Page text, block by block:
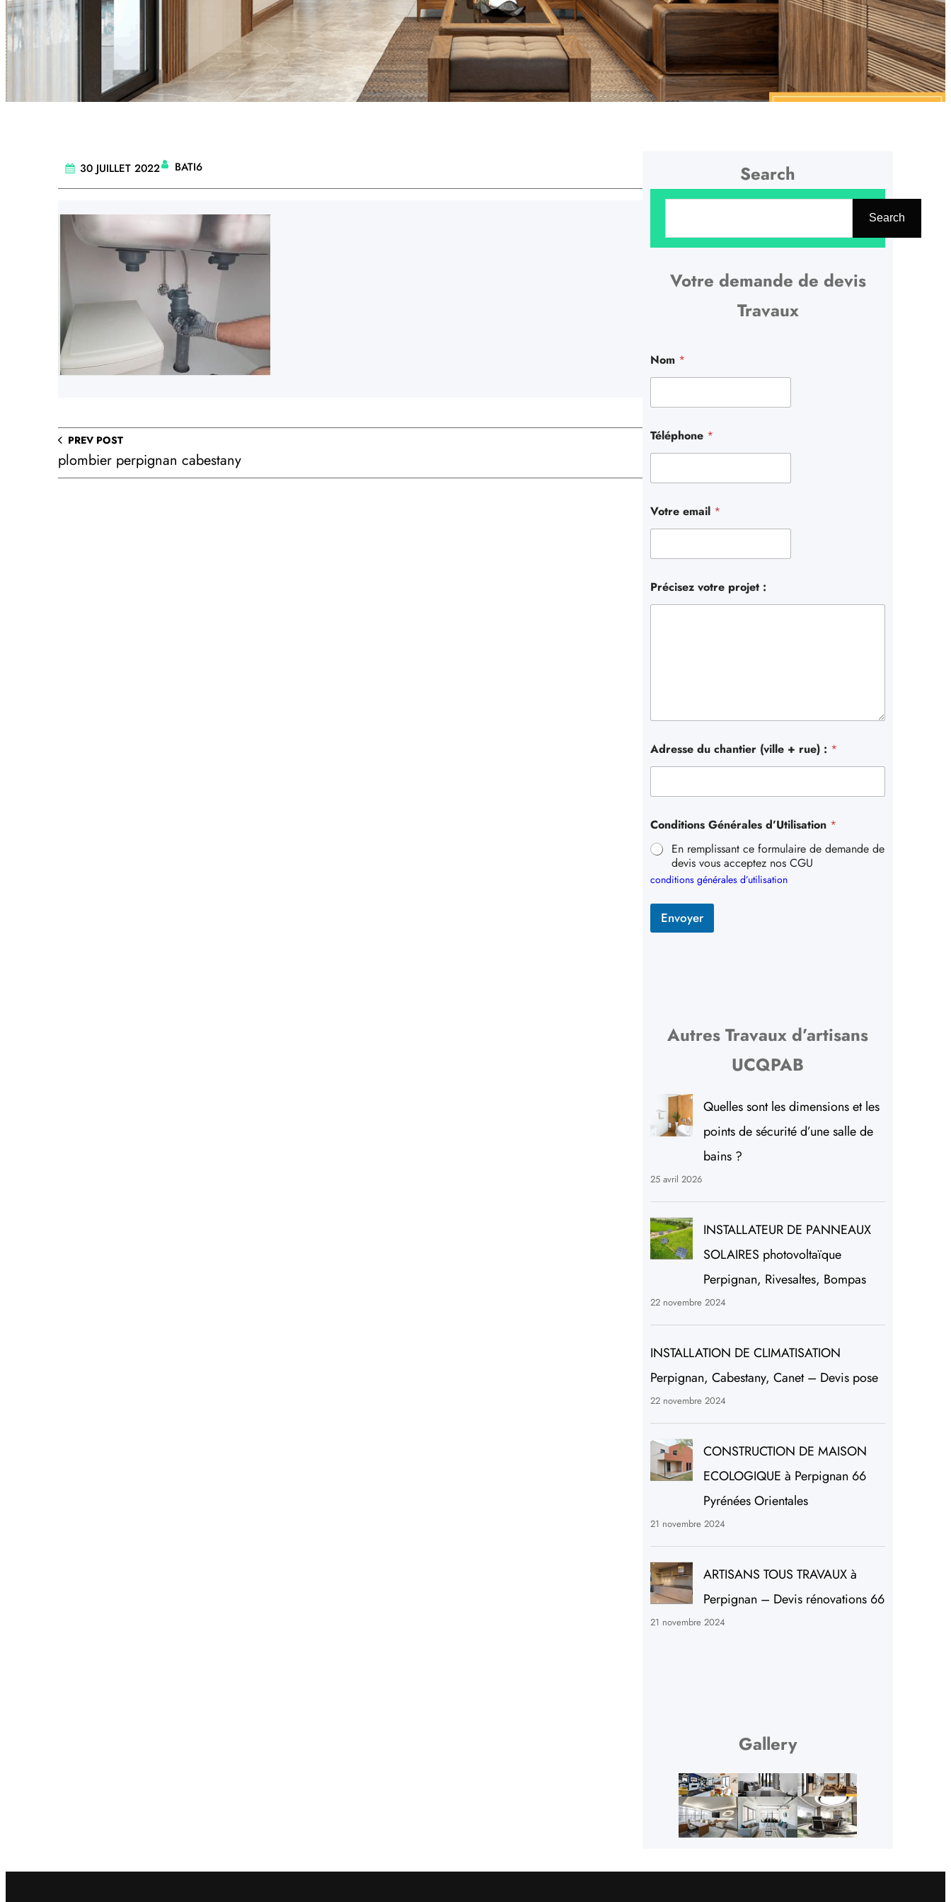
30 JUILLET 2022 BATI6
PREV POST
plombier perpignan cabestany
Search
c
h
Search
Votre demande de devis
Travaux
Nom *
Téléphone *
Votre email *
Précisez votre projet :
Adresse du chantier (ville + rue) : *
Conditions Générales d’Utilisation *
En remplissant ce formulaire de demande de
devis vous acceptez nos CGU
conditions générales d’utilisation
Envoyer
Autres Travaux d’artisans
UCQPAB
Quelles sont les dimensions et les
points de sécurité d’une salle de
bains ?
25 avril 2026
INSTALLATEUR DE PANNEAUX
SOLAIRES photovoltaïque
Perpignan, Rivesaltes, Bompas
22 novembre 2024
INSTALLATION DE CLIMATISATION
Perpignan, Cabestany, Canet – Devis pose
22 novembre 2024
CONSTRUCTION DE MAISON
ECOLOGIQUE à Perpignan 66
Pyrénées Orientales
21 novembre 2024
ARTISANS TOUS TRAVAUX à
Perpignan – Devis rénovations 66
21 novembre 2024
Gallery